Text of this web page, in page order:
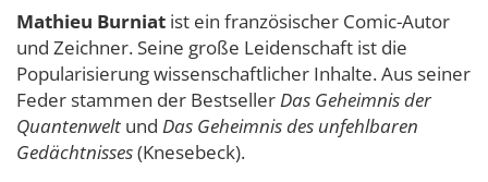
Mathieu Burniat ist ein französischer Comic-Autor
und Zeichner. Seine große Leidenschaft ist die
Popularisierung wissenschaftlicher Inhalte. Aus seiner
Feder stammen der BestsellerDas Geheimnis der
Quantenwelt und Das Geheimnis des unfehlbaren
Gedächtnisses(Knesebeck).